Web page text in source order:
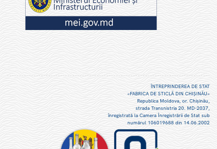
ÎNTREPRINDEREA DE STAT
«FABRICA DE STICLĂ DIN CHIŞINĂU»
Republica Moldova, or. Chişinău,
strada Transnistria 20. MD-2037,
înregistrată la Camera Înregistrării de Stat sub
numărul 106019688 din 14.06.2002